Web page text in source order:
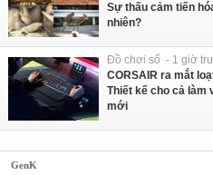
Sự thấu cảm tiến
nhiên?
Đồ chơi số - 1 giờ
CORSAIR ra mắt
Thiết kế cho cả làm
mới
GenK